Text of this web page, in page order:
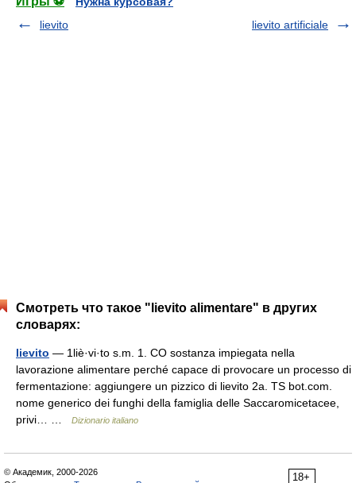
lievito
lievito artificiale
Смотреть что такое "lievito alimentare" в других
словарях:
lievito — 1liè·vi·to s.m. 1. CO sostanza impiegata nella
lavorazione alimentare perché capace di provocare un processo di
fermentazione: aggiungere un pizzico di lievito 2a. TS bot.com.
nome generico dei funghi della famiglia delle Saccaromicetacee,
privi… …
Dizionario italiano
18+
© Академик, 2000-2026